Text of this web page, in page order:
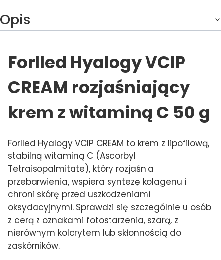
Opis
Forlled Hyalogy VCIP
CREAM rozjaśniający
krem z witaminą C 50 g
Forlled Hyalogy VCIP CREAM to krem z lipofilową,
stabilną witaminą C (Ascorbyl
Tetraisopalmitate), który rozjaśnia
przebarwienia, wspiera syntezę kolagenu i
chroni skórę przed uszkodzeniami
oksydacyjnymi. Sprawdzi się szczególnie u osób
z cerą z oznakami fotostarzenia, szarą, z
nierównym kolorytem lub skłonnością do
zaskórników.